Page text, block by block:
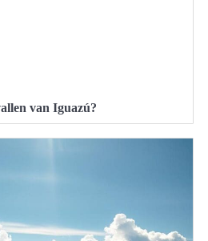
van Iguazú?